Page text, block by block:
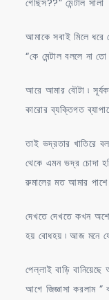
গেছিস??” মেন্টাল সালা
আমাকে সবাই মিলে ধরে
“কে মেন্টাল বললে না
আরে আমার বৌটা ৷
কারোর ব্যক্তিগত
তাই ভদ্রতার খাতিরে
থেকে এমন ভদ্র চোদা
রুমালের মত আমার
দেখতে দেখতে কখন
হয় বোধহয় ৷ আজ মনে
পেল্লাই বাড়ি
আগে জিজ্ঞাসা করলাম